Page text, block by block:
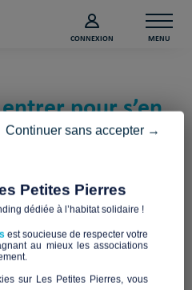
CONNEXION MENU
pour s’en
Loire)
Petites Pierres
dédiée à l’habitat solidaire !
est soucieuse de respecter votre
au mieux les associations
sur Les Petites Pierres, vous
Continuer sans accepter →